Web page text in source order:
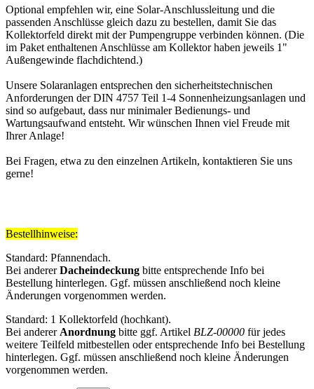
Optional empfehlen wir, eine Solar-Anschlussleitung und die
passenden Anschlüsse gleich dazu zu bestellen, damit Sie das
Kollektorfeld direkt mit der Pumpengruppe verbinden können. (Die
im Paket enthaltenen Anschlüsse am Kollektor haben jeweils 1"
Außengewinde flachdichtend.)
Unsere Solaranlagen entsprechen den sicherheitstechnischen
Anforderungen der DIN 4757 Teil 1-4 Sonnenheizungsanlagen und
sind so aufgebaut, dass nur minimaler Bedienungs- und
Wartungsaufwand entsteht. Wir wünschen Ihnen viel Freude mit
Ihrer Anlage!
Bei Fragen, etwa zu den einzelnen Artikeln, kontaktieren Sie uns
gerne!
Bestellhinweise:
Standard: Pfannendach.
Bei andererDacheindeckung bitte entsprechende Info bei
Bestellung hinterlegen. Ggf. müssen anschließend noch kleine
Änderungen vorgenommen werden.
Standard: 1 Kollektorfeld (hochkant).
Bei anderer Anordnung bitte ggf. Artikel BLZ-00000 für jedes
weitere Teilfeld mitbestellen oder entsprechende Info bei Bestellung
hinterlegen. Ggf. müssen anschließend noch kleine Änderungen
vorgenommen werden.